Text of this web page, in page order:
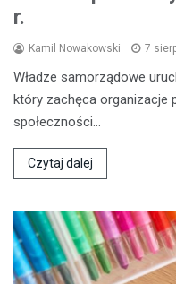
r.
Kamil Nowakowski 7
Władze samorządowe
który zachęca organizacje
społeczności…
Czytaj dalej